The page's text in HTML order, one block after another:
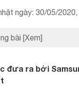
ngày: 30/05/
bài [Xem]
đưa ra bởi